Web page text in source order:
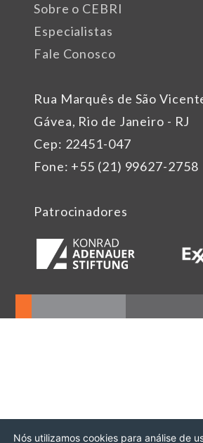
Rua Marquês de São
Gávea, Rio de Janeiro - RJ
Cep: 22451-047
Fone: +55 (21) 99627-2758
Sobre o CEBRI
Especialistas
Fale Conosco
Patrocinadores
Nós utilizamos cookies para análise de